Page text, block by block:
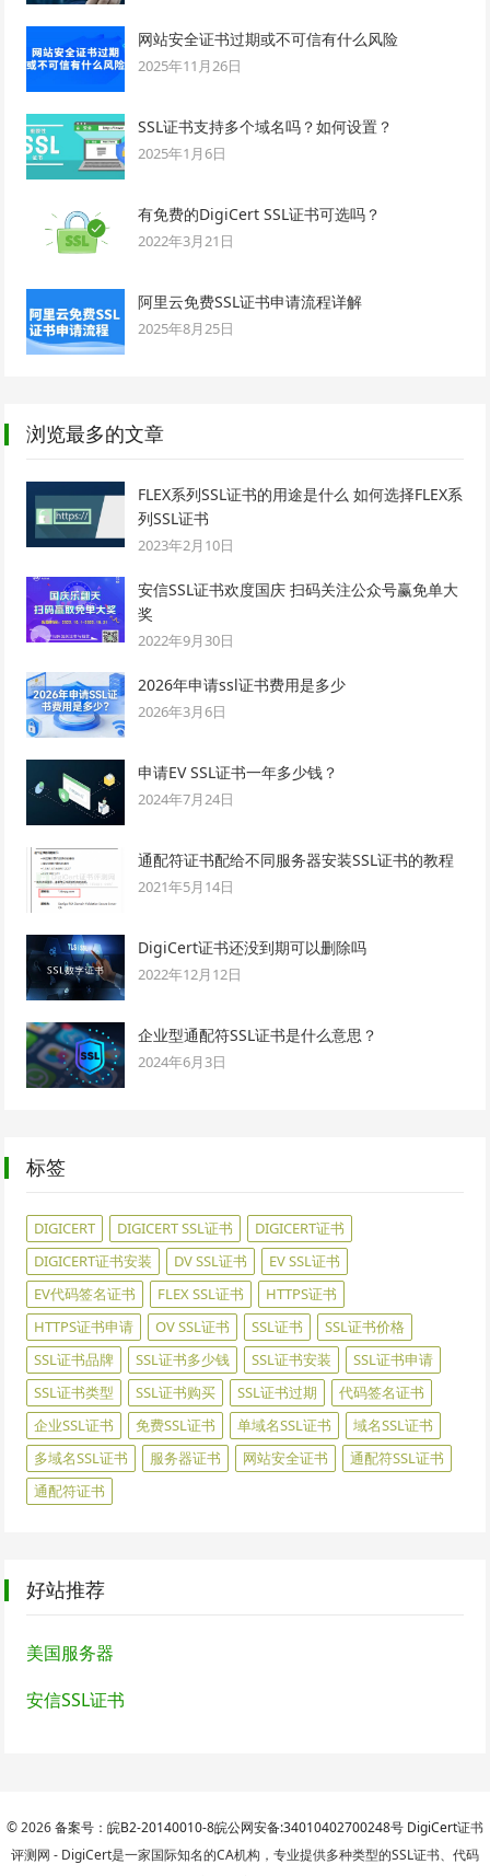
网站安全证书过期或不可信有什么风险
2025年11月26日
SSL证书支持多个域名吗？如何设置？
2025年1月6日
有免费的DigiCert SSL证书可选吗？
2022年3月21日
阿里云免费SSL证书申请流程详解
2025年8月25日
浏览最多的文章
FLEX系列SSL证书的用途是什么 如何选择FLEX系
列SSL证书
2023年2月10日
安信SSL证书欢度国庆 扫码关注公众号赢免单大
奖
2022年9月30日
2026年申请ssl证书费用是多少
2026年3月6日
申请EV SSL证书一年多少钱？
2024年7月24日
通配符证书配给不同服务器安装SSL证书的教程
2021年5月14日
DigiCert证书还没到期可以删除吗
2022年12月12日
企业型通配符SSL证书是什么意思？
2024年6月3日
标签
DIGICERT DIGICERT SSL证书
DIGICERT证书
DIGICERT证书安装
DV SSL证书
EV SSL证书
EV代码签名证书
FLEX SSL证书
HTTPS证书
HTTPS证书申请
OV SSL证书 SSL证书
SSL证书价格
SSL证书品牌
SSL证书多少钱 SSL证书安装
SSL证书申请
SSL证书类型
SSL证书购买 SSL证书过期
代码签名证书
企业SSL证书
免费SSL证书 单域名SSL证书
域名SSL证书
多域名SSL证书
服务器证书 网站安全证书
通配符SSL证书
通配符证书
好站推荐
美国服务器
安信SSL证书
© 2026备案号：皖B2-20140010-8皖公网安备:34010402700248号 DigiCert证书
评测网 - DigiCert是一家国际知名的CA机构，专业提供多种类型的SSL证书、代码